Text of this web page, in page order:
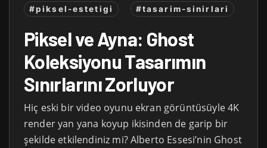
#piksel-estetigi
#tasarim-sinirlari
Piksel ve Ayna: Ghost
Koleksiyonu Tasarımın
Sınırlarını Zorluyor
Hiç eski bir video oyunu ekran görüntüsüyle 4K
render yan yana koyup ikisinden de garip bir
şekilde etkilendiniz mi? Alberto Essesi’nin Ghost